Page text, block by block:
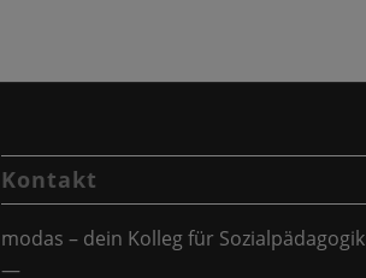
Kontakt
modas – dein Kolleg für Sozialpädagogik
—